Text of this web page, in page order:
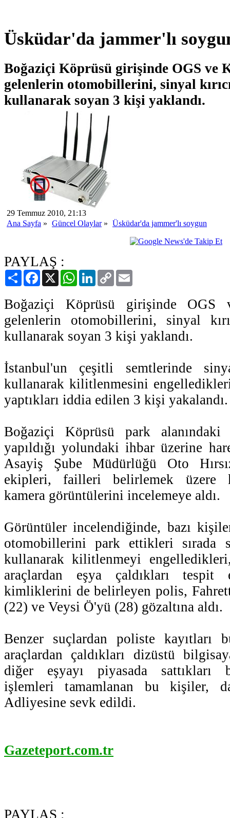
Üsküdar'da jammer'lı
Boğaziçi Köprüsü girişinde OGS ve
gelenlerin otomobillerini, sinyal
kullanarak soyan 3 kişi yaklandı.
29 Temmuz 2010, 21:13
Ana Sayfa » Güncel Olaylar» Üsküdar'da jammer'lı soygun
PAYLAŞ :
PaylaşFacebook
X WhatsAppLinkedIn
Copy
Link
Boğaziçi Köprüsü girişinde OGS
gelenlerin otomobillerini, sinyal
kullanarak soyan 3 kişi yaklandı.
İstanbul'un çeşitli semtlerinde
kullanarak kilitlenmesini engelledikleri
yaptıkları iddia edilen 3 kişi yakalandı.
Boğaziçi Köprüsü park alanındaki
yapıldığı yolundaki ihbar üzerine
Asayiş Şube Müdürlüğü Oto
ekipleri, failleri belirlemek üzere
kamera görüntülerini incelemeye aldı.
Görüntüler incelendiğinde, bazı
otomobillerini park ettikleri sırada
kullanarak kilitlenmeyi
araçlardan eşya çaldıkları tespit
kimliklerini de belirleyen polis,
(22) ve Veysi Ö'yü (28) gözaltına aldı.
Benzer suçlardan poliste kayıtları
araçlardan çaldıkları dizüstü
diğer eşyayı piyasada sattıkları
işlemleri tamamlanan bu kişiler,
Adliyesine sevk edildi.
Gazeteport.com.tr
PAYLAŞ :